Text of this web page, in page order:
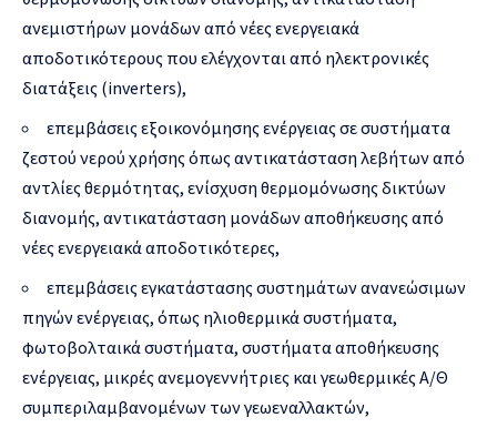
ανεμιστήρων μονάδων από νέες ενεργειακά
αποδοτικότερους που ελέγχονται από ηλεκτρονικές
διατάξεις (inverters),
επεμβάσεις εξοικονόμησης ενέργειας σε συστήματα
ζεστού νερού χρήσης όπως αντικατάσταση λεβήτων από
αντλίες θερμότητας, ενίσχυση θερμομόνωσης δικτύων
διανομής, αντικατάσταση μονάδων αποθήκευσης από
νέες ενεργειακά αποδοτικότερες,
επεμβάσεις εγκατάστασης συστημάτων ανανεώσιμων
πηγών ενέργειας, όπως ηλιοθερμικά συστήματα,
φωτοβολταικά συστήματα, συστήματα αποθήκευσης
ενέργειας, μικρές ανεμογεννήτριες και γεωθερμικές Α/Θ
συμπεριλαμβανομένων των γεωεναλλακτών,